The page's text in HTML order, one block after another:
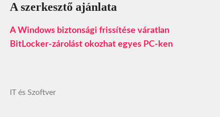
A szerkesztő ajánlata
A Windows biztonsági frissítése váratlan
BitLocker-zárolást okozhat egyes PC-ken
IT és Szoftver